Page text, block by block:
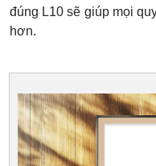
đúng L10 sẽ giúp mọi
hơn.